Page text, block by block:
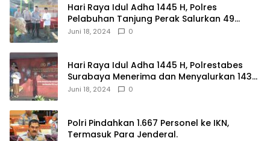
Hari Raya Idul Adha 1445 H, Polres
Pelabuhan Tanjung Perak Salurkan 49
Hewan Korban.
Juni 18, 2024 0
Hari Raya Idul Adha 1445 H, Polrestabes
Surabaya Menerima dan Menyalurkan 143
Hewan Kurban
Juni 18, 2024 0
Polri Pindahkan 1.667 Personel ke IKN,
Termasuk Para Jenderal.